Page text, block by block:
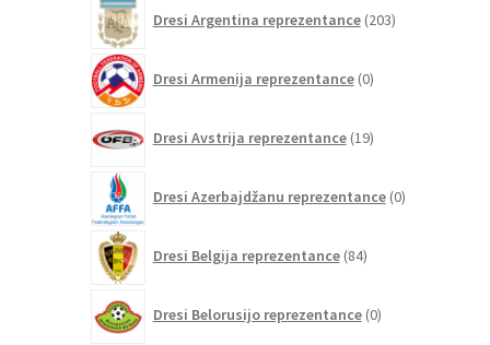
Dresi Argentina reprezentance 203izdelki
Dresi Armenija reprezentance 0izdelkov
Dresi Avstrija reprezentance 19izdelkov
Dresi Azerbajdžanu reprezentance 0izdelkov
Dresi Belgija reprezentance 84izdelkov
Dresi Belorusijo reprezentance 0izdelkov